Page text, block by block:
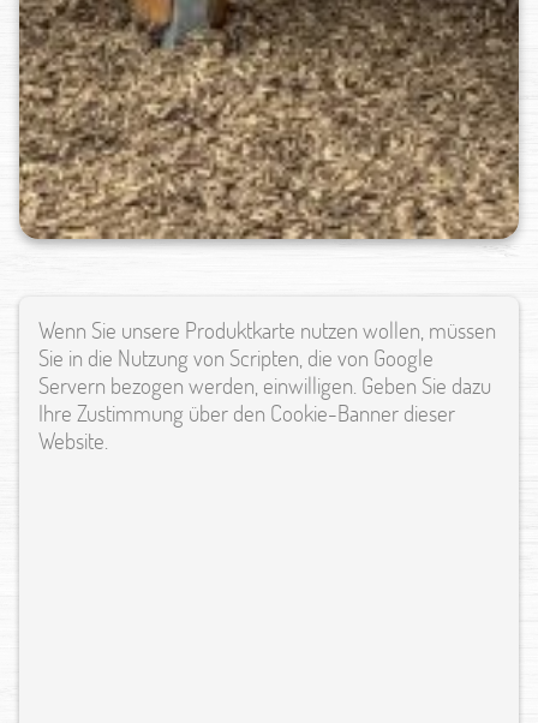
Wenn Sie unsere Produktkarte nutzen wollen, müssen
Sie in die Nutzung von Scripten, die von Google
Servern bezogen werden, einwilligen. Geben Sie dazu
Ihre Zustimmung über den Cookie-Banner dieser
Website.